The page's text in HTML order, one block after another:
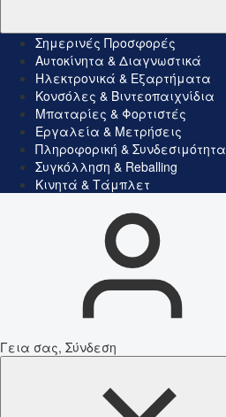
Σημερινές Προσφορές
Αυτοκίνητα & Διαγνωστικά
Ηλεκτρονικά & Εξαρτήματα
Κονσόλες & Βιντεοπαιχνίδια
Μπαταρίες & Φορτιστές
Εργαλεία & Μετρήσεις
Πληροφορική & Συνδεσιμότητα
Συγκόλληση & Reballing
Κινητά & Τάμπλετ
Γεια σας, Σύνδεση